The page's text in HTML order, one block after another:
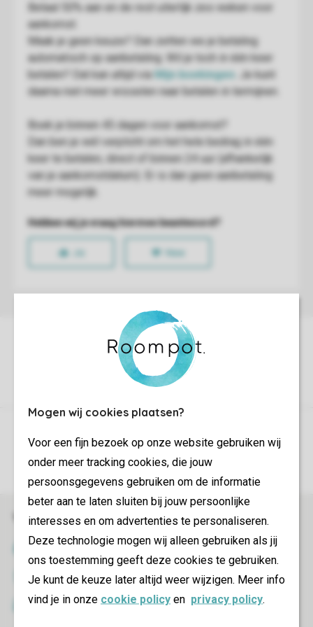
Mogen wij cookies plaatsen?
Voor een fijn bezoek op onze website gebruiken wij
onder meer tracking cookies, die jouw
persoonsgegevens gebruiken om de informatie
beter aan te laten sluiten bij jouw persoonlijke
interesses en om advertenties te personaliseren.
Deze technologie mogen wij alleen gebruiken als jij
ons toestemming geeft deze cookies te gebruiken.
Je kunt de keuze later altijd weer wijzigen. Meer info
vind je in onze cookie policy en privacy policy.
Instellingen wijzigen
Veilig en snel online boeken
SSL certificaat
Veilige gegevensoverdracht
Veilige betaling